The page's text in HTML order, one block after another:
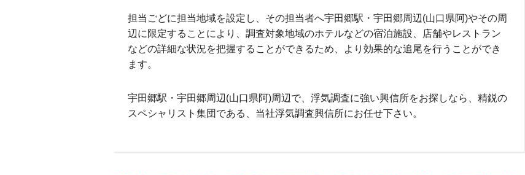
担当ごどに担当地域を設定し、その担当者へ宇田郷駅・宇田郷周辺(山口県阿)やその周
辺に限定することにより、調査対象地域のホテルなどの宿泊施設、店舗やレストラン
などの詳細な状況を把握することができるため、より効果的な追尾を行うことができ
ます。
宇田郷駅・宇田郷周辺(山口県阿)周辺で、浮気調査に強い興信所をお探しなら、精鋭の
スペシャリスト集団である、当社浮気調査興信所にお任せ下さい。